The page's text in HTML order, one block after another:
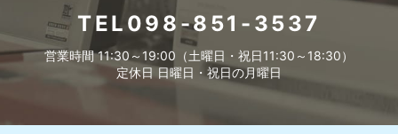
TEL098-851-3537
営業時間 11:30～19:00（土曜日・祝日11:30～18:30）
定休日 日曜日・祝日の月曜日